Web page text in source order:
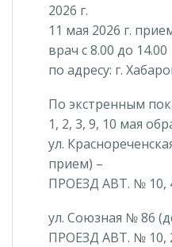
2026 г.
11 мая 2026 г.
врач с 8.00 до 14.00
по адресу: г.
По экстренным
1, 2, 3, 9, 10 мая
ул.
прием) –
ПРОЕЗД АВТ. № 10,
ул. Союзная № 86
ПРОЕЗД АВТ. № 10,